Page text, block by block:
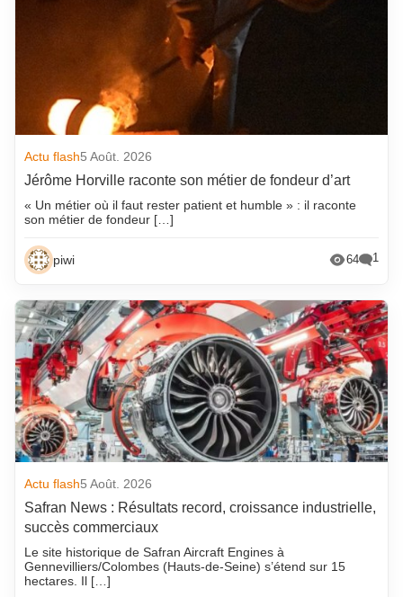
Actu flash5 Août. 2026
Jérôme Horville raconte son métier de fondeur d’art
« Un métier où il faut rester patient et humble » : il raconte
son métier de fondeur […]
piwi 64 1
Actu flash5 Août. 2026
Safran News : Résultats record, croissance industrielle,
succès commerciaux
Le site historique de Safran Aircraft Engines à
Gennevilliers/Colombes (Hauts-de-Seine) s’étend sur 15
hectares. Il […]